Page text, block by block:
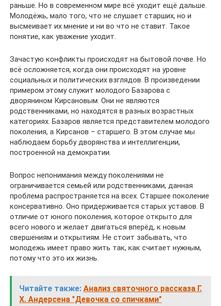
раньше. Но в современном мире всё уходит ещё дальше.
Молодёжь, мало того, что не слушает старших, но и
высмеивает их мнение и ни во что не ставит. Такое
понятие, как уважение уходит.
Зачастую конфликты происходят на бытовой почве. Но
всё осложняется, когда они происходят на уровне
социальных и политических взглядов. В произведении
примером этому служит молодого Базарова с
дворянином Кирсановым. Они не являются
родственниками, но находятся в разных возрастных
категориях. Базаров является представителем молодого
поколения, а Кирсанов – старшего. В этом случае мы
наблюдаем борьбу дворянства и интеллигенции,
построенной на демократии.
Вопрос непонимания между поколениями не
ограничивается семьей или родственниками, данная
проблема распространяется на всех. Старшее поколение
консервативно. Оно придерживается старых уставов. В
отличие от юного поколения, которое открыто для
всего нового и желает двигаться вперёд, к новым
свершениям и открытиям. Не стоит забывать, что
молодежь имеет право жить так, как считает нужным,
потому что это их жизнь.
Читайте также: Анализ святочного рассказа Г.
Х. Андерсена "Девочка со спичками"